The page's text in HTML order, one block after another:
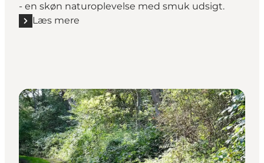
- en skøn naturoplevelse med smuk udsigt.
Læs mere
Læs mere "Vandrerute: Jordbassinerne i Assens"